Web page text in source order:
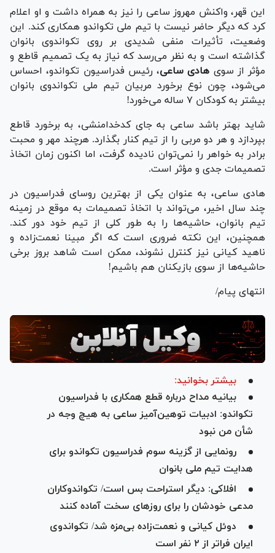
این قهر، واکنش مهروز ساعی را نیز به همراه داشت و او اعلام
کرد که دیگر حاضر نیست با تیم ملی تکواندو همکاری کند. این
وضعیت، تأثیرات منفی شدیدی بر روی تکواندوی بانوان
گذاشته است و به نظر می‌رسد که نیاز به یک تصمیم قاطع و
مؤثر از سوی هادی ساعی، رئیس فدراسیون تکواندو، احساس
می‌شود، چون نوع برخورد مربیان تیم ملی تکواندوی بانوان
بیشتر به کودکان ۷ ساله می‌خورد!
شاید بهتر باشد ساعی به جای کدخدامنشی، به برخورد قاطع
بپردازد و هر دو مربی را از تیم کنار بگذارد. هرچند مهر و محبت
برادر به خواهر را نمی‌توان نادیده گرفت، اما اکنون زمان اتخاذ
تصمیمات جدی و مؤثر است.
هادی ساعی، به عنوان یکی از بهترین روسای فدراسیون در
چند سال اخیر، می‌تواند با اتخاذ تصمیمات به موقع در زمینه
تیم بانوان، حاشیه‌ها را به طور کلی از تیم خود دور کند.
همچنین، این نکته ضروری است که اگر مبینا نعمت‌زاده و
ناهید کیانی نیز کنترل نشوند، ممکن است شاهد بروز برخی
حاشیه‌ها از سوی بازیکنان هم باشیم!
انتهای پیام/
بیشتر بخوانید:
بیانیه مداح درباره قطع همکاری با فدراسیون
تکواندو: ادبیات توهین‌آمیز ساعی به هیچ وجه در
شأن من نبود
رونمایی از گزینه سوم فدراسیون تکواندو برای
هدایت تیم ملی بانوان
افلاکی: دیگر استراحت بس است/ تکواندوکاران
مدعی خودشان را برای روز‌های سخت آماده کنند
دوئل کیانی و نعمت‌زاده بی‌مزه شد/ تکواندوی
ایران فراتر از ۲ نفر است